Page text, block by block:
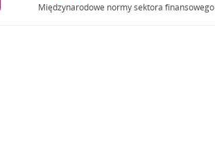
Międzynarodowe normy sektora finansowego